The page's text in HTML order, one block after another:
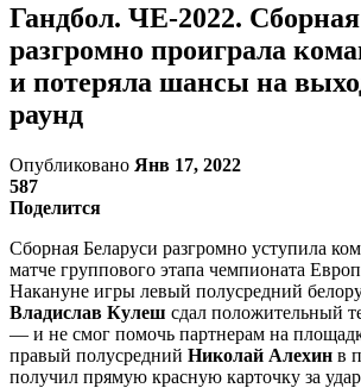
Гандбол. ЧЕ-2022.
разгромно проиграла
и потеряла шансы на
раунд
Опубликовано Янв 17, 2022
587
Поделится
Сборная Беларуси разгромно уступила
матче группового этапа чемпионата
Накануне игры левый полусредний
Владислав Кулеш сдал положительный
— и не смог помочь партнерам на
правый полусредний Николай Алехин в
получил прямую красную карточку за